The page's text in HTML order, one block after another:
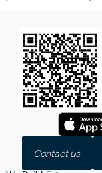
Contact us